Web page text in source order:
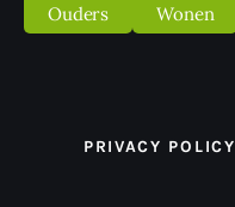
Ouders
Wonen
PRIVACY POLICY